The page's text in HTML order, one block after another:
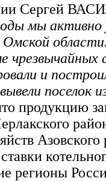
Сергей
мы активно
чрезвычайных
и
поселок
продукцию
Азовского
регионы